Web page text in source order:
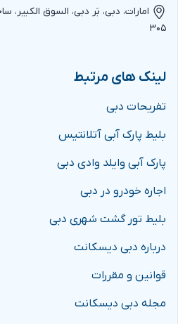
۳۰۵
لینک های مرتبط
تفریحات دبی
بلیط پارک آبی آتلانتیس
پارک آبی وایلد وادی دبی
اجاره خودرو در دبی
بلیط تور گشت شهری دبی
درباره دبی دیسکانت
قوانین و مقررات
مجله دبی دیسکانت